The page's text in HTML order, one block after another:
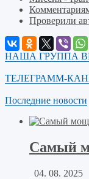
Проверили
НАША ГРУППА
ТЕЛЕГРАММ-
Последние новости
Самый
04. 08. 2025